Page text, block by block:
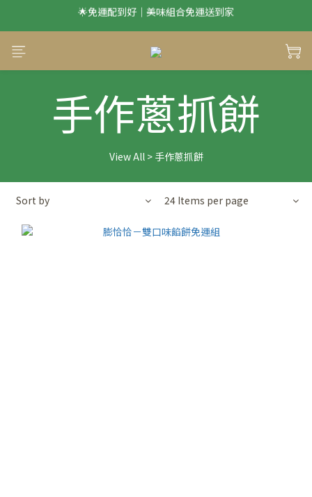
滿 $1500 享本島免運
滿 $1500 享本島免運
手作蔥抓餅
View All> 手作蔥抓餅
Sort by 24 Items per page